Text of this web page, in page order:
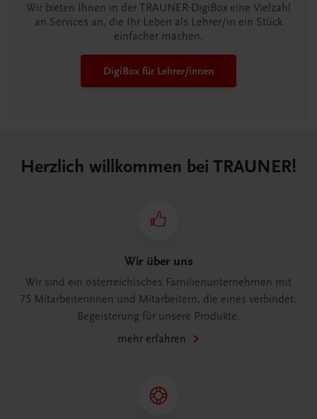
Wir bieten Ihnen in der TRAUNER-DigiBox eine Vielzahl
an Services an, die Ihr Leben als Lehrer/in ein Stück
einfacher machen.
DigiBox für Lehrer/innen
Herzlich willkommen bei TRAUNER!
Wir über uns
Wir sind ein österreichisches Familienunternehmen mit
75 Mitarbeiterinnen und Mitarbeitern, die eines verbindet:
Begeisterung für unsere Produkte.
mehr erfahren